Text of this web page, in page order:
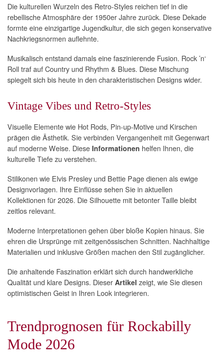
Die kulturellen Wurzeln des Retro-Styles reichen tief in die
rebellische Atmosphäre der 1950er Jahre zurück. Diese Dekade
formte eine einzigartige Jugendkultur, die sich gegen konservative
Nachkriegsnormen auflehnte.
Musikalisch entstand damals eine faszinierende Fusion. Rock ’n‘
Roll traf auf Country und Rhythm & Blues. Diese Mischung
spiegelt sich bis heute in den charakteristischen Designs wider.
Vintage Vibes und Retro-Styles
Visuelle Elemente wie Hot Rods, Pin-up-Motive und Kirschen
prägen die Ästhetik. Sie verbinden Vergangenheit mit Gegenwart
auf moderne Weise. Diese Informationen helfen Ihnen, die
kulturelle Tiefe zu verstehen.
Stilikonen wie Elvis Presley und Bettie Page dienen als ewige
Designvorlagen. Ihre Einflüsse sehen Sie in aktuellen
Kollektionen für 2026. Die Silhouette mit betonter Taille bleibt
zeitlos relevant.
Moderne Interpretationen gehen über bloße Kopien hinaus. Sie
ehren die Ursprünge mit zeitgenössischen Schnitten. Nachhaltige
Materialien und inklusive Größen machen den Stil zugänglicher.
Die anhaltende Faszination erklärt sich durch handwerkliche
Qualität und klare Designs. Dieser Artikel zeigt, wie Sie diesen
optimistischen Geist in Ihren Look integrieren.
Trendprognosen für Rockabilly
Mode 2026